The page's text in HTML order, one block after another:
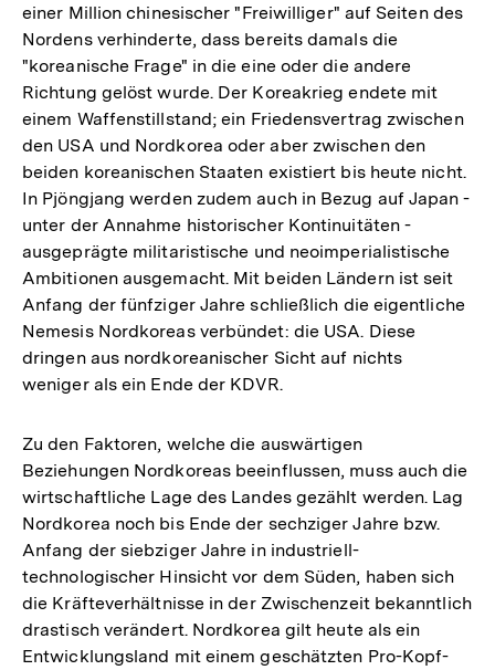
einer Million chinesischer "Freiwilliger" auf Seiten des
Nordens verhinderte, dass bereits damals die
"koreanische Frage" in die eine oder die andere
Richtung gelöst wurde. Der Koreakrieg endete mit
einem Waffenstillstand; ein Friedensvertrag zwischen
den USA und Nordkorea oder aber zwischen den
beiden koreanischen Staaten existiert bis heute nicht.
In Pjöngjang werden zudem auch in Bezug auf Japan -
unter der Annahme historischer Kontinuitäten -
ausgeprägte militaristische und neoimperialistische
Ambitionen ausgemacht. Mit beiden Ländern ist seit
Anfang der fünfziger Jahre schließlich die eigentliche
Nemesis Nordkoreas verbündet: die USA. Diese
dringen aus nordkoreanischer Sicht auf nichts
weniger als ein Ende der KDVR.
Zu den Faktoren, welche die auswärtigen
Beziehungen Nordkoreas beeinflussen, muss auch die
wirtschaftliche Lage des Landes gezählt werden. Lag
Nordkorea noch bis Ende der sechziger Jahre bzw.
Anfang der siebziger Jahre in industriell-
technologischer Hinsicht vor dem Süden, haben sich
die Kräfteverhältnisse in der Zwischenzeit bekanntlich
drastisch verändert. Nordkorea gilt heute als ein
Entwicklungsland mit einem geschätzten Pro-Kopf-